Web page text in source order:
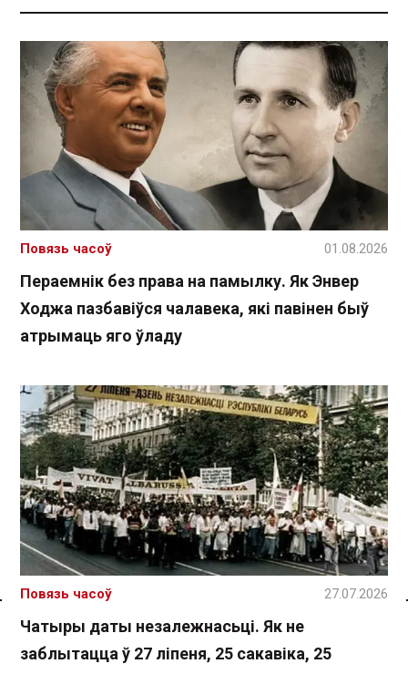
Спасылка без VPN
Пераемнік без права на памылку. Як Энвер
Ходжа пазбавіўся чалавека, які павінен быў
атрымаць яго ўладу
Повязь часоў 01.08.2026
Чатыры даты незалежнасьці. Як не
заблытацца ў 27 ліпеня, 25 сакавіка, 25
Повязь часоў 27.07.2026